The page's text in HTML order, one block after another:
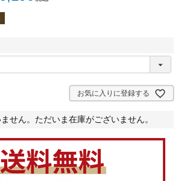
お気に入りに登録する
せん。ただいま在庫がございません。